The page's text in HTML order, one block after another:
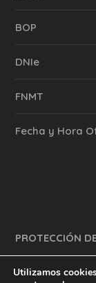
BOP
DNIe
FNMT
Fecha y Hora
PROTECCIÓN
Utilizamos